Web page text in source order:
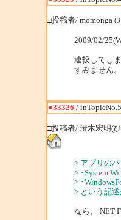
□投稿者/ momonga
2009/02/
連投してし
すみません。
■33326 /
□投稿者/ 渋木宏明(
> アプリの
> ･
> ･
> という記
なら、.NET